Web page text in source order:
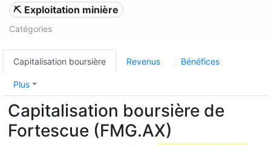
⛏️ Exploitation minière
Catégories
Capitalisation boursière Revenus Bénéfices
Plus
Capitalisation boursière de
Fortescue (FMG.AX)